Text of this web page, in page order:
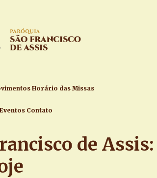
Horário das Missas
Eventos Contato
de